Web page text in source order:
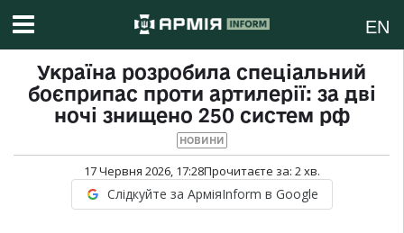
EN
Україна розробила спеціальний
боєприпас проти артилерії: за дві
ночі знищено 250 систем рф
НОВИНИ
17 Червня 2026, 17:28Прочитаєте за: 2хв.
Слідкуйте за АрміяInform в Google